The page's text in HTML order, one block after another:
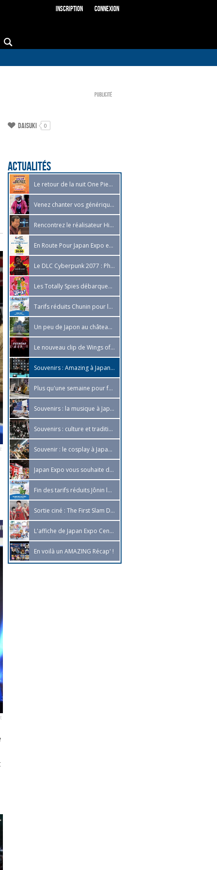
Inscription Connexion
Publicité
Daisuki 0
Actualités
Le retour de la nuit One Piece le 29 Septembre !
Venez chanter vos génériques préférés avec Jean-Marc Anthony Kabeya
Rencontrez le réalisateur Hiroshi Nagahama à Japan Expo Orléans
En Route Pour Japan Expo est de retour pour une nouvelle saison !
Le DLC Cyberpunk 2077 : Phantom Liberty sort le 26 septembre !
Les Totally Spies débarquent en lecture webtoon sur ONO
Tarifs réduits Chunin pour le samedi 28 octobre sold out !
Un peu de Japon au château d'Ormesson !
Le nouveau clip de Wings of Artemis !
Souvenirs : Amazing à Japan Expo 2023 !
Plus qu'une semaine pour faire partie de la programmation !
Souvenirs : la musique à Japan Expo 2023 !
Souvenirs : culture et traditions à Japan Expo 2023 !
Souvenir : le cosplay à Japan Expo 2023 !
Japan Expo vous souhaite de bonnes vacances !
Fin des tarifs réduits Jônin le 31 juillet, dépêchez-vous de réserver vos tickets !
Sortie ciné : The First Slam Dunk
L'affiche de Japan Expo Centre dévoilée !
En voilà un AMAZING Récap' !